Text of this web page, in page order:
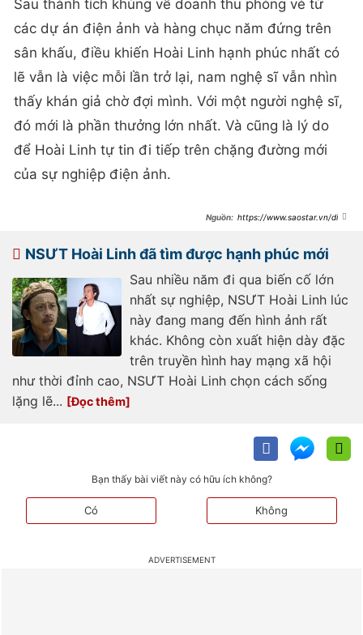
Sau thành tích khủng về doanh thu phòng vé từ
các dự án điện ảnh và hàng chục năm đứng trên
sân khấu, điều khiến Hoài Linh hạnh phúc nhất có
lẽ vẫn là việc mỗi lần trở lại, nam nghệ sĩ vẫn nhìn
thấy khán giả chờ đợi mình. Với một người nghệ sĩ,
đó mới là phần thưởng lớn nhất. Và cũng là lý do
để Hoài Linh tự tin đi tiếp trên chặng đường mới
của sự nghiệp điện ảnh.
https://www.saostar.vn/dien
202606030630296376.html
NSƯT Hoài Linh đã tìm được hạnh phúc mới
Sau nhiều năm đi qua biến cố lớn
nhất sự nghiệp, NSƯT Hoài Linh lúc
này đang mang đến hình ảnh rất
khác. Không còn xuất hiện dày đặc
trên truyền hình hay mạng xã hội
như thời đỉnh cao, NSƯT Hoài Linh chọn cách sống
lặng lẽ...
Bạn thấy bài viết này có hữu ích không?
Có Không